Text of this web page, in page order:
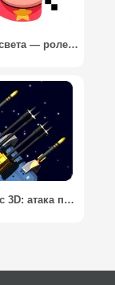
Атака света — ролевая игра / Attack the Light
Космос 3D: атака пиратов / Space Station Defender 3D: атака пиратов